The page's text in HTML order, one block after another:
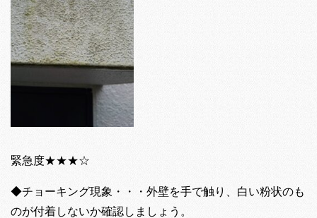
緊急度★★★☆
◆チョーキング現象・・・外壁を手で触り、白い粉状のも
のが付着しないか確認しましょう。